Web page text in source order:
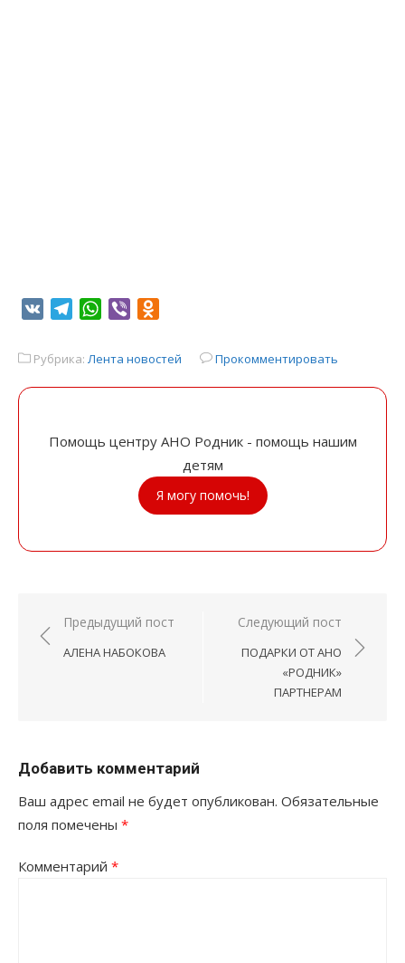
VK TelegramWhatsApp
Viber
Рубрика: Лента новостей Прокомментировать
Помощь центру АНО Родник - помощь нашим
детям
Я могу помочь!
Навигация
по
Предыдущий пост
АЛЕНА НАБОКОВА
Следующий пост
ПОДАРКИ ОТ АНО
«РОДНИК»
ПАРТНЕРАМ
Добавить комментарий
Ваш адрес email не будет опубликован. Обязательные
поля помечены *
Комментарий *